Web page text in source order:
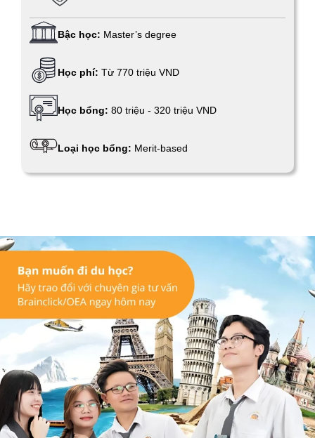
Bậc học: Master’s degree
Học phí: Từ 770 triệu VND
Học bổng: 80 triệu - 320 triệu VND
Loại học bổng: Merit-based